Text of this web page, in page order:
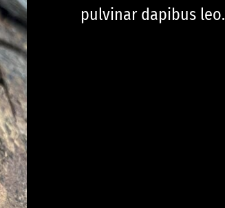
pulvinar dapibus leo.